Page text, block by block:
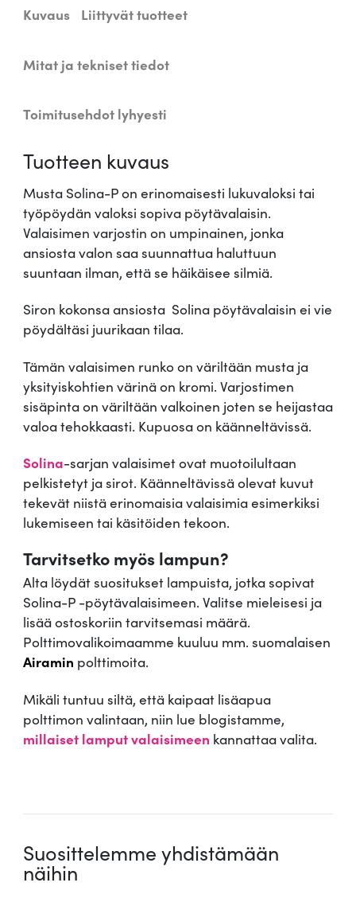
ä
a
i
i
S
o
l
i
n
-
P
ä
ä
Kuvaus Liittyvät tuotteet
Mitat ja tekniset tiedot
Toimitusehdot lyhyesti
Tuotteen kuvaus
Musta Solina-P on erinomaisesti lukuvaloksi tai
työpöydän valoksi sopiva pöytävalaisin.
Valaisimen varjostin on umpinainen, jonka
ansiosta valon saa suunnattua haluttuun
suuntaan ilman, että se häikäisee silmiä.
Siron kokonsa ansiosta Solina pöytävalaisin ei vie
pöydältäsi juurikaan tilaa.
Tämän valaisimen runko on väriltään musta ja
yksityiskohtien värinä on kromi. Varjostimen
sisäpinta on väriltään valkoinen joten se heijastaa
valoa tehokkaasti. Kupuosa on käänneltävissä.
Solina-sarjan valaisimet ovat muotoilultaan
pelkistetyt ja sirot. Käänneltävissä olevat kuvut
tekevät niistä erinomaisia valaisimia esimerkiksi
lukemiseen tai käsitöiden tekoon.
Tarvitsetko myös lampun?
Alta löydät suositukset lampuista, jotka sopivat
Solina-P -pöytävalaisimeen. Valitse mieleisesi ja
lisää ostoskoriin tarvitsemasi määrä.
Polttimovalikoimaamme kuuluu mm. suomalaisen
Airamin polttimoita.
Mikäli tuntuu siltä, että kaipaat lisäapua
polttimon valintaan, niin lue blogistamme,
millaiset lamput valaisimeen kannattaa valita.
Suosittelemme yhdistämään
näihin